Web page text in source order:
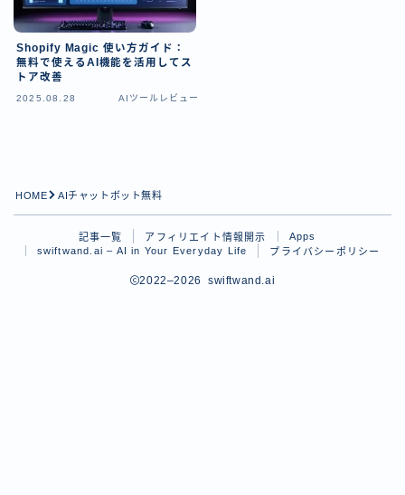
お問い合わせ
日本語
Shopify Magic 使い方ガイド：
無料で使えるAI機能を活用してス
トア改善
2025.08.28 AIツールレビュー
HOME AIチャットボット無料
記事一覧 アフィリエイト情報開示
Apps
swiftwand.ai – AI in Your Everyday Life
プライバシーポリシー
2022–2026 swiftwand.ai